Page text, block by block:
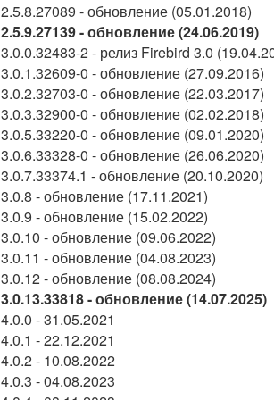
2.5.8.27089 - обновление (05.01.2018)
2.5.9.27139 - обновление (24.06.2019)
3.0.0.32483-2 - релиз Firebird 3.0
3.0.1.32609-0 - обновление (27.09.2016)
3.0.2.32703-0 - обновление (22.03.2017)
3.0.3.32900-0 - обновление (02.02.2018)
3.0.5.33220-0 - обновление (09.01.2020)
3.0.6.33328-0 - обновление (26.06.2020)
3.0.7.33374.1 - обновление (20.10.2020)
3.0.8 - обновление (17.11.2021)
3.0.9 - обновление (15.02.2022)
3.0.10 - обновление (09.06.2022)
3.0.11 - обновление (04.08.2023)
3.0.12 - обновление (08.08.2024)
3.0.13.33818 - обновление (14.07.2025)
4.0.0 - 31.05.2021
4.0.1 - 22.12.2021
4.0.2 - 10.08.2022
4.0.3 - 04.08.2023